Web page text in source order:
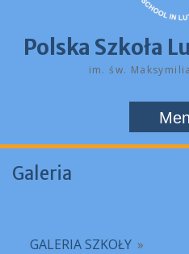
Polska Szkoła
im. św.
Galeria
GALERIA SZKOŁY »